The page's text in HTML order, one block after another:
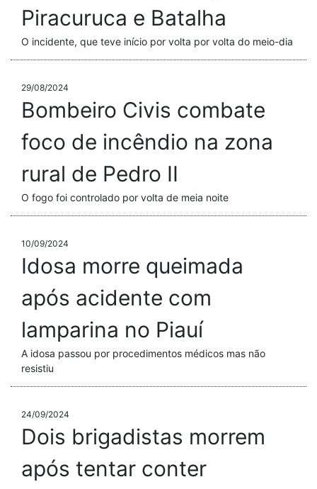
Piracuruca e Batalha
O incidente, que teve início por volta por volta do meio-dia
29/08/2024
Bombeiro Civis combate
foco de incêndio na zona
rural de Pedro II
O fogo foi controlado por volta de meia noite
10/09/2024
Idosa morre queimada
após acidente com
lamparina no Piauí
A idosa passou por procedimentos médicos mas não
resistiu
24/09/2024
Dois brigadistas morrem
após tentar conter